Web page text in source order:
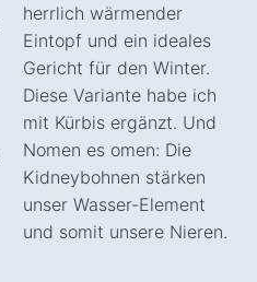
herrlich wärmender
Eintopf und ein ideales
Gericht für den Winter.
Diese Variante habe ich
mit Kürbis ergänzt. Und
Nomen es omen: Die
Kidneybohnen stärken
unser Wasser-Element
und somit unsere Nieren.